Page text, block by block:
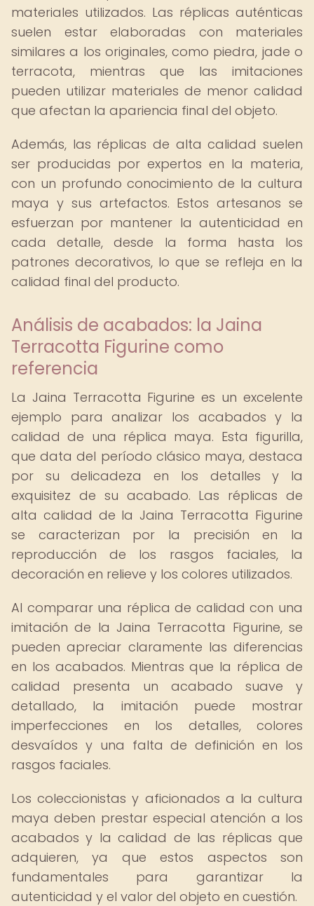
materiales utilizados. Las réplicas auténticas
suelen estar elaboradas con materiales
similares a los originales, como piedra, jade o
terracota, mientras que las imitaciones
pueden utilizar materiales de menor calidad
que afectan la apariencia final del objeto.
Además, las réplicas de alta calidad suelen
ser producidas por expertos en la materia,
con un profundo conocimiento de la cultura
maya y sus artefactos. Estos artesanos se
esfuerzan por mantener la autenticidad en
cada detalle, desde la forma hasta los
patrones decorativos, lo que se refleja en la
calidad final del producto.
Análisis de acabados: la Jaina
Terracotta Figurine como
referencia
La Jaina Terracotta Figurine es un excelente
ejemplo para analizar los acabados y la
calidad de una réplica maya. Esta figurilla,
que data del período clásico maya, destaca
por su delicadeza en los detalles y la
exquisitez de su acabado. Las réplicas de
alta calidad de la Jaina Terracotta Figurine
se caracterizan por la precisión en la
reproducción de los rasgos faciales, la
decoración en relieve y los colores utilizados.
Al comparar una réplica de calidad con una
imitación de la Jaina Terracotta Figurine, se
pueden apreciar claramente las diferencias
en los acabados. Mientras que la réplica de
calidad presenta un acabado suave y
detallado, la imitación puede mostrar
imperfecciones en los detalles, colores
desvaídos y una falta de definición en los
rasgos faciales.
Los coleccionistas y aficionados a la cultura
maya deben prestar especial atención a los
acabados y la calidad de las réplicas que
adquieren, ya que estos aspectos son
fundamentales para garantizar la
autenticidad y el valor del objeto en cuestión.